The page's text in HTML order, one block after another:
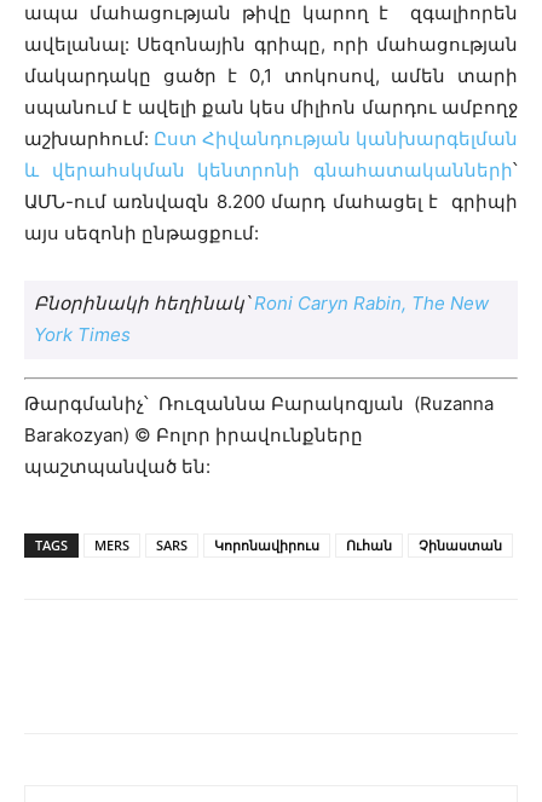
ապա մահացության թիվը կարող է զգալիորեն
ավելանալ: Սեզոնային գրիպը, որի մահացության
մակարդակը ցածր է 0,1 տոկոսով, ամեն տարի
սպանում է ավելի քան կես միլիոն մարդու ամբողջ
աշխարհում: Ըստ Հիվանդության կանխարգելման
և վերահսկման կենտրոնի գնահատականների՝
ԱՄՆ-ում առնվազն 8.200 մարդ մահացել է գրիպի
այս սեզոնի ընթացքում:
Բնօրինակի հեղինակ՝Roni Caryn Rabin, The New
York Times
Թարգմանիչ՝ Ռուզաննա Բարակոզյան (Ruzanna
Barakozyan) © Բոլոր իրավունքները
պաշտպանված են:
TAGS MERS SARS Կորոնավիրուս Ուհան Չինաստան